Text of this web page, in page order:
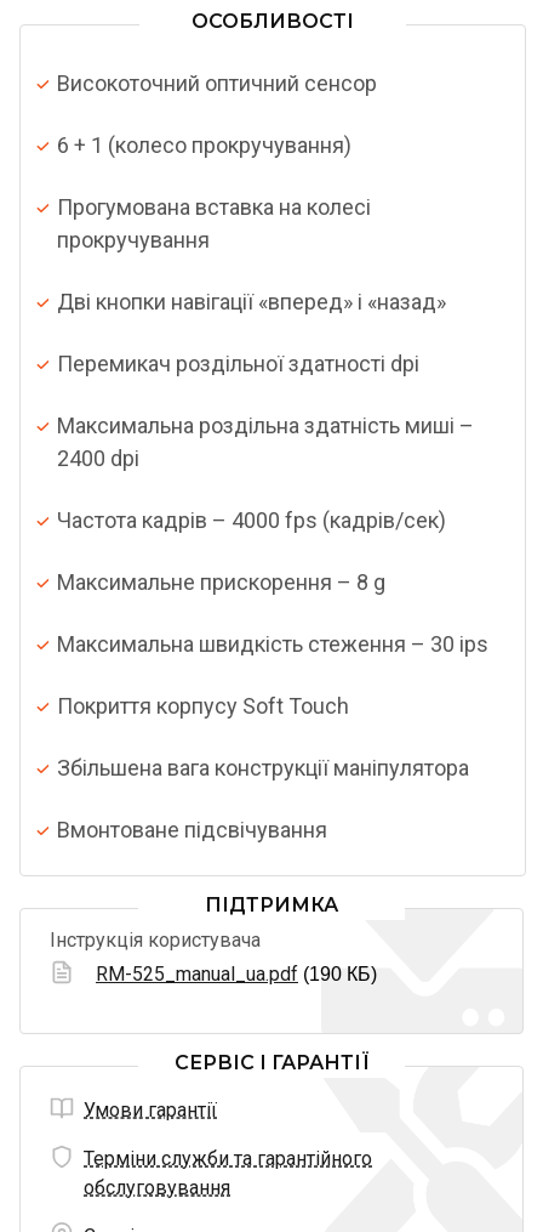
ОСОБЛИВОСТІ
Високоточний оптичний сенсор
6 + 1 (колесо прокручування)
Прогумована вставка на колесі
прокручування
Дві кнопки навігації «вперед» і «назад»
Перемикач роздільної здатності dpi
Максимальна роздільна здатність миші –
2400 dpi
Частота кадрів – 4000 fps (кадрів/сек)
Максимальне прискорення – 8 g
Максимальна швидкість стеження – 30 ips
Покриття корпусу Soft Touch
Збільшена вага конструкції маніпулятора
Вмонтоване підсвічування
ПІДТРИМКА
Інструкція користувача
RM-525_manual_ua.pdf (190 КБ)
СЕРВІС І ГАРАНТІЇ
Умови гарантії
Терміни служби та гарантійного
обслуговування